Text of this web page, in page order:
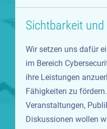
Sichtbarkeit
Wir setzen uns dafür
im Bereich
ihre Leistungen
Fähigkeiten zu
Veranstaltungen,
Diskussionen wollen